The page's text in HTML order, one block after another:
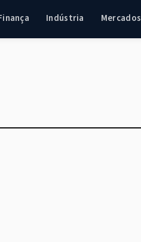
Indústria Mercados